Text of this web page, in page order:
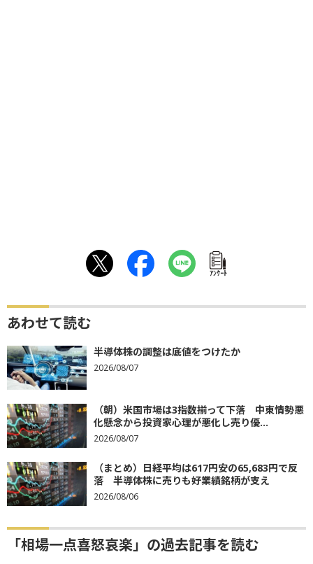
ｱﾝｹｰﾄ
あわせて読む
半導体株の調整は底値をつけたか
2026/08/07
（朝）米国市場は3指数揃って下落 中東情勢悪
化懸念から投資家心理が悪化し売り優...
2026/08/07
（まとめ）日経平均は617円安の65,683円で反
落 半導体株に売りも好業績銘柄が支え
2026/08/06
「相場一点喜怒哀楽」の過去記事を読む